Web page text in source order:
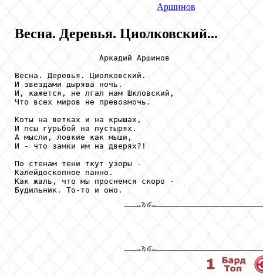
Аршинов
Весна. Деревья. Циолковский...
                  Аркадий Аршинов
Весна. Деревья. Циолковский.
И звездами дырява ночь.
И, кажется, не лгал нам Шкловский,
Что всех миров не превозмочь.
Коты на ветках и на крышах,
И псы гурьбой на пустырях.
А мысли, ловкие как мыши,
И - что замки им на дверях?!
По стенам тени ткут узоры -
Калейдоскопное панно.
Как жаль, что мы проснемся скоро -
Будильник. То-то и оно.